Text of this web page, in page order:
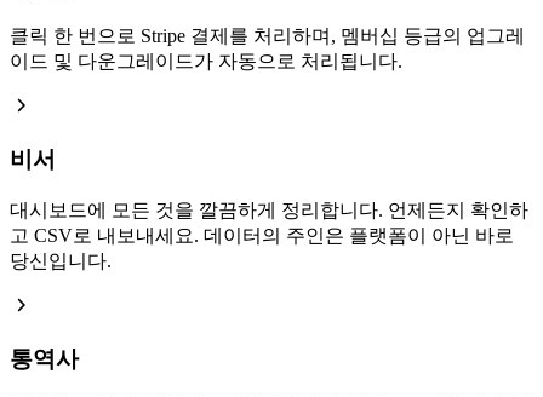
클릭 한 번으로 Stripe 결제를 처리하며, 멤버십 등급의 업그레
이드 및 다운그레이드가 자동으로 처리됩니다.
비서
대시보드에 모든 것을 깔끔하게 정리합니다. 언제든지 확인하
고 CSV로 내보내세요. 데이터의 주인은 플랫폼이 아닌 바로
당신입니다.
통역사